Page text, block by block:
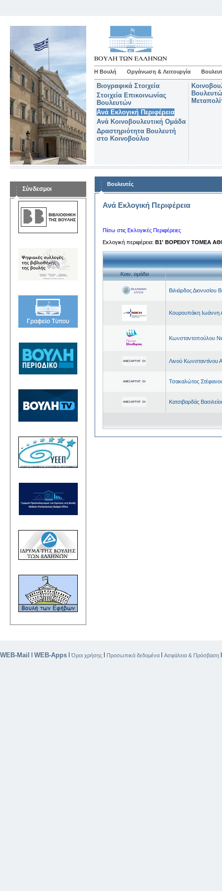
Η Βουλή Οργάνωση & Λειτουργία
Βιογραφικά Στοιχεία
Στοιχεία Επικοινωνίας
Βουλευτών
Ανά Εκλογική Περιφέρεια
Ανά Κοινοβουλευτική Ομάδα
Δραστηριότητα Βουλευτή
στο Κοινοβούλιο
Σύνδεσμοι
Βουλευτές
Ανά Εκλογική Περιφέρεια
Πίσω στις Εκλογικές Περιφέρειες
Εκλογική περιφέρεια: Β1' ΒΟΡΕΙΟΥ ΤΟΜΕΑ
Kοιν. ομάδα
Βιλιάρδος Διονυσίου
Κουρουπάκη Ιωάννη
Κωνσταντοπούλου
Λινού Κωνσταντίνου
Τσακαλώτος
Κατσιβαρδάς
WEB-Mail WEB-Apps |Όροι χρήσης Προσωπικά δεδομένα Ασφάλεια & Πρόσβαση